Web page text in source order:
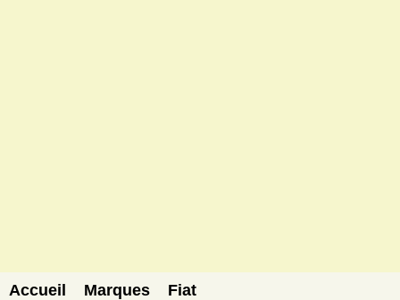
Accueil Marques Fiat